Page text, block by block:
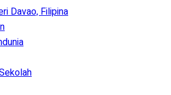
Davao, Filipina